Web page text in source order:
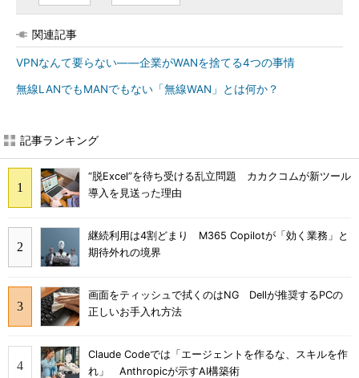
関連記事
VPNなんて要らない――企業がWANを捨てる4つの事情
無線LANでもMANでもない「無線WAN」とは何か？
記事ランキング
“脱Excel”を待ち受ける乱立問題 カカクコムが新ツール
導入を見送った理由
継続利用は4割どまり M365 Copilotが「効く業務」と
期待外れの境界
画面をティッシュで拭くのはNG Dellが推奨するPCの
正しいお手入れ方法
Claude Codeでは「エージェントを作るな、スキルを作
れ」 Anthropicが示すAI構築術